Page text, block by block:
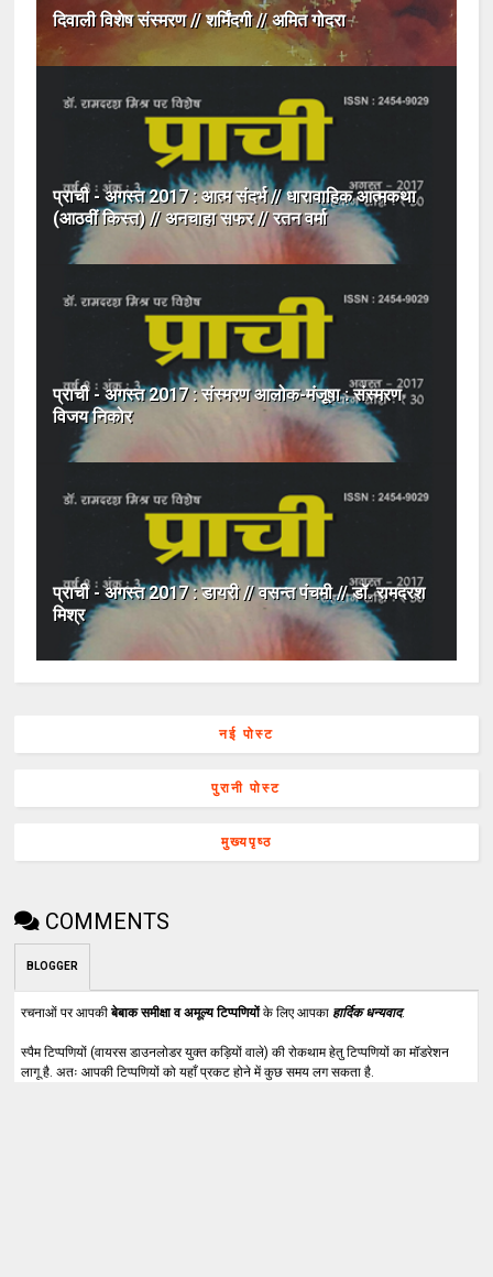
दिवाली विशेष संस्मरण // शर्मिंदगी // अमित गोदरा
प्राची - अगस्त 2017 : आत्म संदर्भ // धारावाहिक आत्मकथा
(आठवीं किस्त) // अनचाहा सफर // रतन वर्मा
प्राची - अगस्त 2017 : संस्मरण आलोक-मंजूषा : संस्मरण
विजय निकोर
प्राची - अगस्त 2017 : डायरी // वसन्त पंचमी // डॉ. रामदरश
मिश्र
नई पोस्ट
पुरानी पोस्ट
मुख्यपृष्ठ
COMMENTS
BLOGGER
रचनाओं पर आपकीबेबाक समीक्षा व अमूल्य टिप्पणियोंके लिए आपका हार्दिक धन्यवाद.
स्पैम टिप्पणियों (वायरस डाउनलोडर युक्त कड़ियों वाले) की रोकथाम हेतु टिप्पणियों का मॉडरेशन
लागू है. अतः आपकी टिप्पणियों को यहाँ प्रकट होने में कुछ समय लग सकता है.